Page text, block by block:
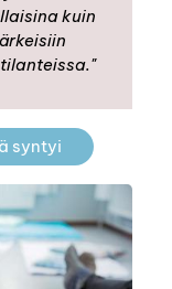
kuin
syntyi